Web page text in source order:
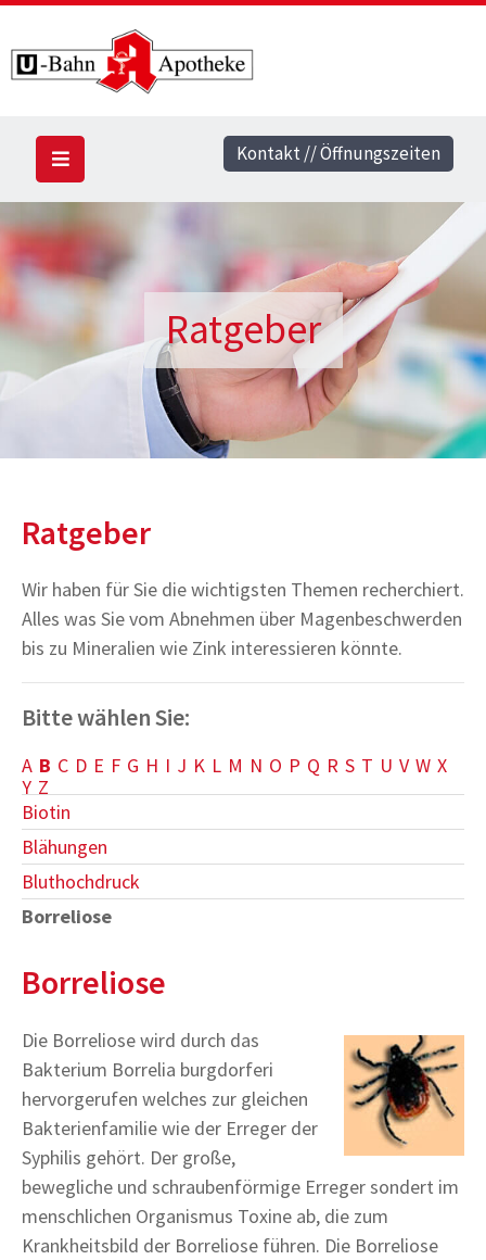
Ratgeber
Ratgeber
Wir haben für Sie die wichtigsten Themen recherchiert.
Alles was Sie vom Abnehmen über Magenbeschwerden
bis zu Mineralien wie Zink interessieren könnte.
Bitte wählen Sie:
A B C D E F G H I J K L M N O P Q R S T U V W X
Y Z
Biotin
Blähungen
Bluthochdruck
Borreliose
Borreliose
Die Borreliose wird durch das
Bakterium Borrelia burgdorferi
hervorgerufen welches zur gleichen
Bakterienfamilie wie der Erreger der
Syphilis gehört. Der große,
bewegliche und schraubenförmige Erreger sondert im
menschlichen Organismus Toxine ab, die zum
Krankheitsbild der Borreliose führen. Die Borreliose
Kontakt // Öffnungszeiten